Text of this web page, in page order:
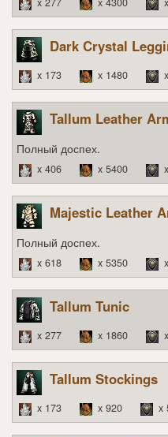
x 277 x 4300
Dark Crystal
x 173 x 1480
Tallum Leather
Полный доспех.
x 406 x 5400
Majestic Leather
Полный доспех.
x 618 x 5350
Tallum Tunic
x 277 x 1860
Tallum Stockings
x 173 x 920